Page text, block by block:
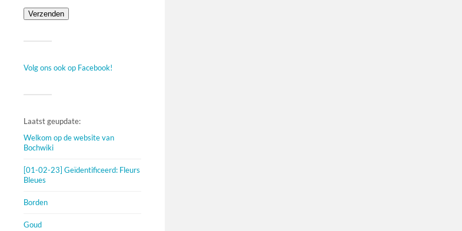
Volg ons ook op Facebook!
Laatst geupdate:
Welkom op de website van
Bochwiki
[01-02-23] Geïdentificeerd: Fleurs
Bleues
Borden
Goud